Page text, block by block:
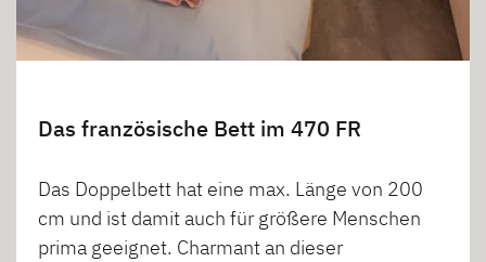
Das französische Bett im 470 FR
Das Doppelbett hat eine max. Länge von 200
cm und ist damit auch für größere Menschen
prima geeignet. Charmant an dieser